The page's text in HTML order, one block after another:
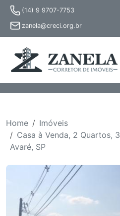
(14) 9 9707-7753
zanela@creci.org.br
Home
Imóveis
Casa à Venda, 2 Quartos,
Avaré, SP